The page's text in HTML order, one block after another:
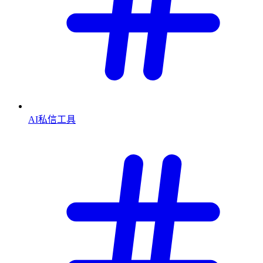
AI私信工具